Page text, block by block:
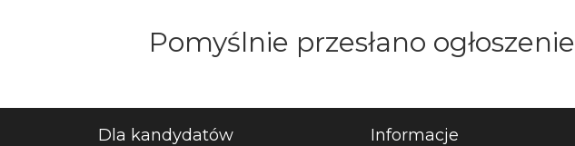
Pomyślnie przesłano ogłoszenie
Dla kandydatów Informacje